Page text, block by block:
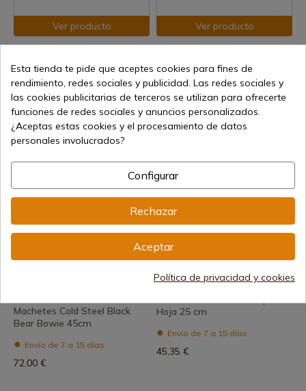
Ver producto
REF: MB10
Fallkniven
Cuchillo Fällkniven Mb Coslam
Modern Bowie
Envío de 7 a 15 días
650,00 €
Ver producto
REF: 97KMPS
Cold Steel
Machetes Cold Steel Kukri
Plus 46cm 581g
Envío de 7 a 15 días
55,98 €
Ver producto
Machetes Cold Steel Black
Bear Bowie 45cm
Envío de 7 a 15 días
72,00 €
Ver producto
REF: 32262
Hoja 25 cm
Envío de 7 a 15 días
45,35 €
Esta tienda te pide que aceptes cookies para fines de
rendimiento, redes sociales y publicidad. Las redes sociales y
las cookies publicitarias de terceros se utilizan para ofrecerte
funciones de redes sociales y anuncios personalizados.
¿Aceptas estas cookies y el procesamiento de datos
personales involucrados?
Configurar
Rechazar
Aceptar
Política de privacidad y cookies